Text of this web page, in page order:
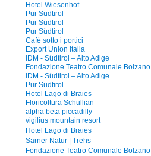
Hotel Wiesenhof
Pur Südtirol
Pur Südtirol
Pur Südtirol
Café sotto i portici
Export Union Italia
IDM - Südtirol – Alto Adige
Fondazione Teatro Comunale Bolzano
IDM - Südtirol – Alto Adige
Pur Südtirol
Hotel Lago di Braies
Floricoltura Schullian
alpha beta piccadilly
vigilius mountain resort
Hotel Lago di Braies
Sarner Natur | Trehs
Fondazione Teatro Comunale Bolzano